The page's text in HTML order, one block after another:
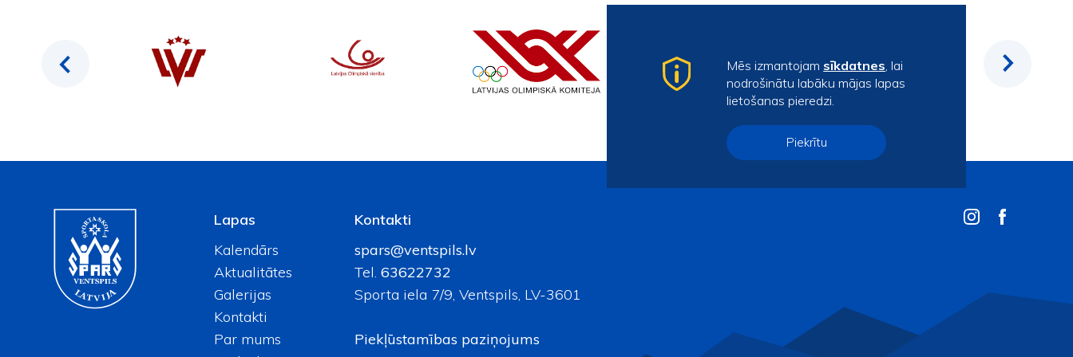
Lapas
Kalendārs
Aktualitātes
Galerijas
Kontakti
Par mums
Kontakti
spars@ventspils.lv
Tel. 63622732
Sporta iela 7/9, Ventspils, LV-3601
Piekļūstamības paziņojums
Mēs izmantojam sīkdatnes, lai
nodrošinātu labāku mājas lapas
lietošanas pieredzi.
Piekrītu